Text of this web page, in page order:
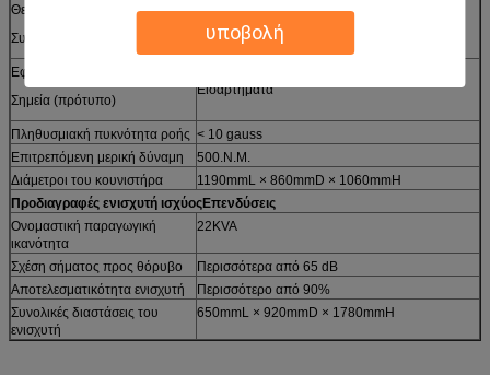
υποβολή
Θεμελιώδης Αντίδραση
Συχνότητα (άδειος πίνακας)
2,600 Hz (ονομαστικό) +/- 5%
Εφοδιασμός φορτίου
Σημεία (πρότυπο)
Εισαρτήματα
Πληθυσμιακή πυκνότητα ροής < 10 gauss
Επιτρεπόμενη μερική δύναμη
500.Ν.Μ.
Διάμετροι του κουνιστήρα
1190mmL × 860mmD × 1060mmH
Προδιαγραφές ενισχυτή ισχύοςΕπενδύσεις
Ονομαστική παραγωγική
ικανότητα
22KVA
Σχέση σήματος προς θόρυβο
Περισσότερα από 65 dB
Αποτελεσματικότητα ενισχυτή
Περισσότερο από 90%
Συνολικές διαστάσεις του
ενισχυτή
650mmL × 920mmD × 1780mmH